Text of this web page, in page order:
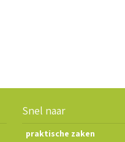
Snel naar
praktische zaken